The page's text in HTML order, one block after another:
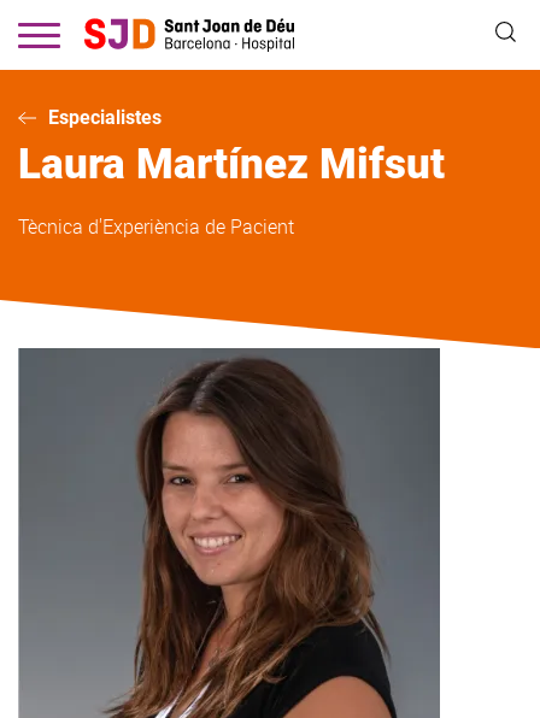
contingut
Especialistes
Laura Martínez Mifsut
Tècnica d'Experiència de Pacient